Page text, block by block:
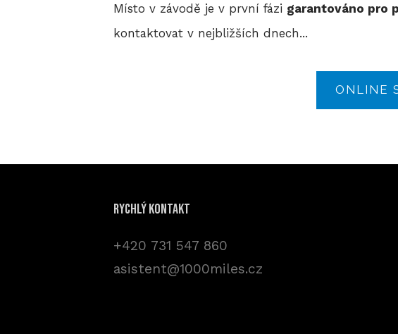
Místo v závodě je v první fázi garantováno pro
kontaktovat v nejbližších dnech...
ONLINE
Rychlý kontakt
+420 731 547 860
asistent@1000miles.cz